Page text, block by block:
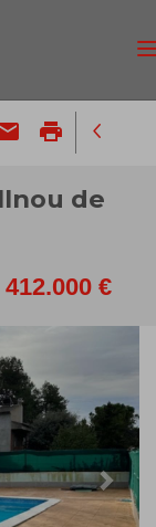
print
de
412.000 €